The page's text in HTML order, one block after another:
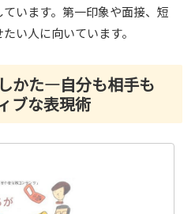
います。第一印象や面接、短
い人に向いています。
かた―自分も相手も
ブな表現術